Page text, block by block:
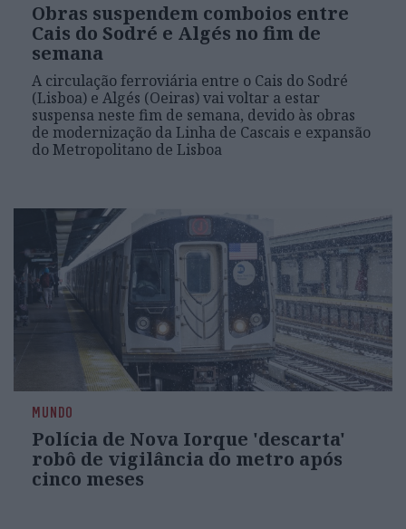
Obras suspendem comboios entre
Cais do Sodré e Algés no fim de
semana
A circulação ferroviária entre o Cais do Sodré
(Lisboa) e Algés (Oeiras) vai voltar a estar
suspensa neste fim de semana, devido às obras
de modernização da Linha de Cascais e expansão
do Metropolitano de Lisboa
MUNDO
Polícia de Nova Iorque 'descarta'
robô de vigilância do metro após
cinco meses